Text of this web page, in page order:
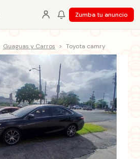
Zumba tu anuncio
Guaguas y Carros > Toyota camry